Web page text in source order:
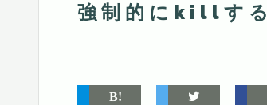
強制的にkillする